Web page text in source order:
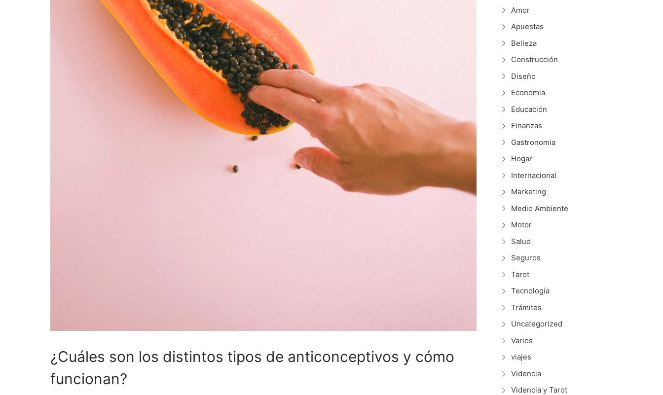
¿Cuáles son los distintos tipos de anticonceptivos y cómo
funcionan?
Amor
Apuestas
Belleza
Construcción
Diseño
Economia
Educación
Finanzas
Gastronomia
Hogar
Internacional
Marketing
Medio Ambiente
Motor
Salud
Seguros
Tarot
Tecnología
Trámites
Uncategorized
Varios
viajes
Videncia
Videncia y Tarot